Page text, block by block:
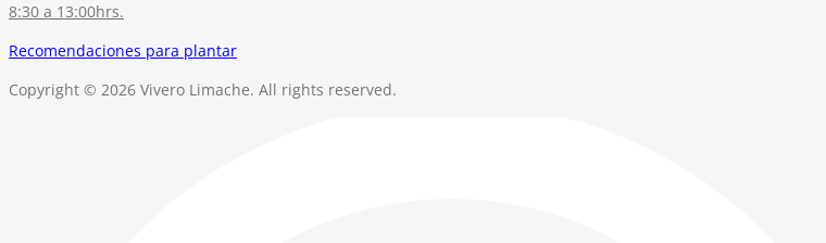
8:30 a 13:00hrs.
Recomendaciones para plantar
Copyright © 2026 Vivero Limache. All rights reserved.